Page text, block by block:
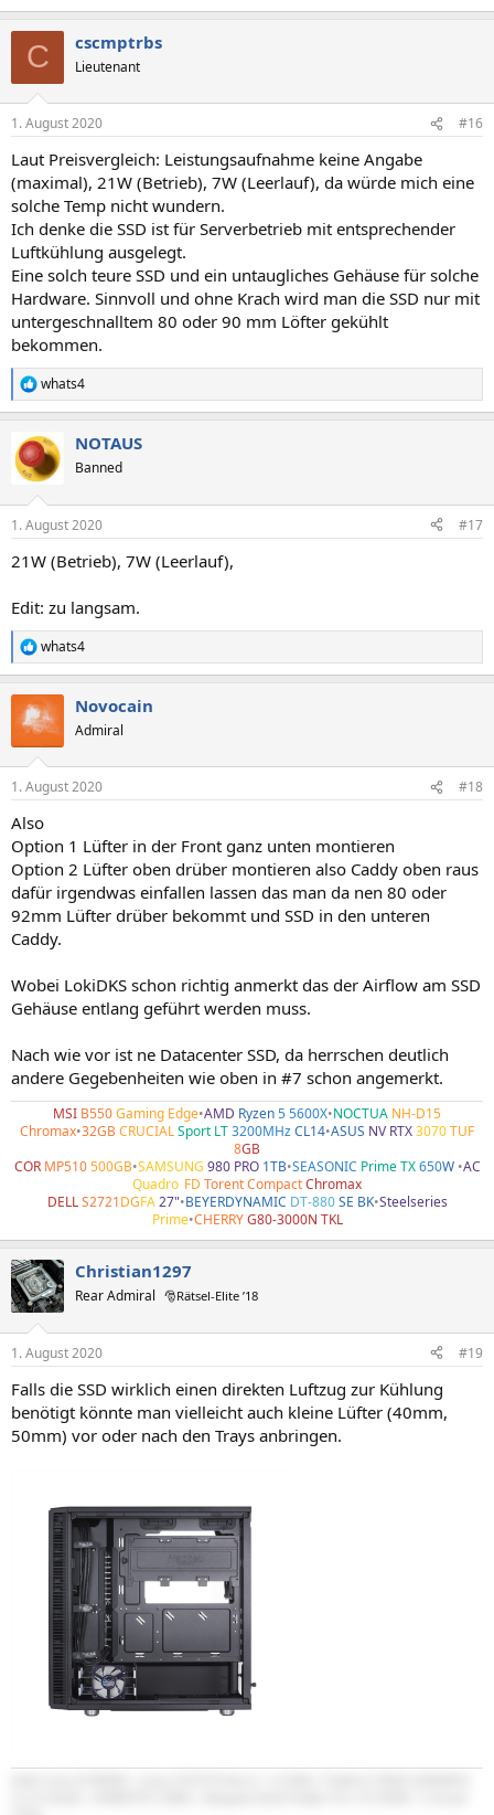
C cscmptrbs
Lieutenant
1. August 2020 #16
Laut Preisvergleich: Leistungsaufnahme keine Angabe
(maximal), 21W (Betrieb), 7W (Leerlauf), da würde mich eine
solche Temp nicht wundern.
Ich denke die SSD ist für Serverbetrieb mit entsprechender
Luftkühlung ausgelegt.
Eine solch teure SSD und ein untaugliches Gehäuse für solche
Hardware. Sinnvoll und ohne Krach wird man die SSD nur mit
untergeschnalltem 80 oder 90 mm Löfter gekühlt
bekommen.
R
e
k
t
i
e
:
whats4
NOTAUS
Banned
1. August 2020 #17
21W (Betrieb), 7W (Leerlauf),
Edit: zu langsam.
R
e
k
t
e
:
whats4
Novocain
Admiral
1. August 2020 #18
Also
Option 1 Lüfter in der Front ganz unten montieren
Option 2 Lüfter oben drüber montieren also Caddy oben raus
dafür irgendwas einfallen lassen das man da nen 80 oder
92mm Lüfter drüber bekommt und SSD in den unteren
Caddy.
Wobei LokiDKS schon richtig anmerkt das der Airflow am SSD
Gehäuse entlang geführt werden muss.
Nach wie vor ist ne Datacenter SSD, da herrschen deutlich
andere Gegebenheiten wie oben in #7 schon angemerkt.
MSI B550Gaming Edge•AMD Ryzen5 5600X•NOCTUA NH-D15
Chromax•32GBCRUCIALSport LT3200MHzCL14•ASUS NV RTX3070TUF
8GB
COR MP510 500GB•SAMSUNG 980 PRO 1TB•SEASONIC Prime TX 650W•AC
Quadro FD Torent CompactChromax
DELL S2721DGFA 27"•BEYERDYNAMIC DT-880SE BK•Steelseries
Prime•CHERRY G80-3000N TKL
Christian1297
Rear Admiral 🎅Rätsel-Elite ’18
1. August 2020 #19
Falls die SSD wirklich einen direkten Luftzug zur Kühlung
benötigt könnte man vielleicht auch kleine Lüfter (40mm,
50mm) vor oder nach den Trays anbringen.